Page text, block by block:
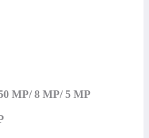
MP/ 8 MP/ 5 MP